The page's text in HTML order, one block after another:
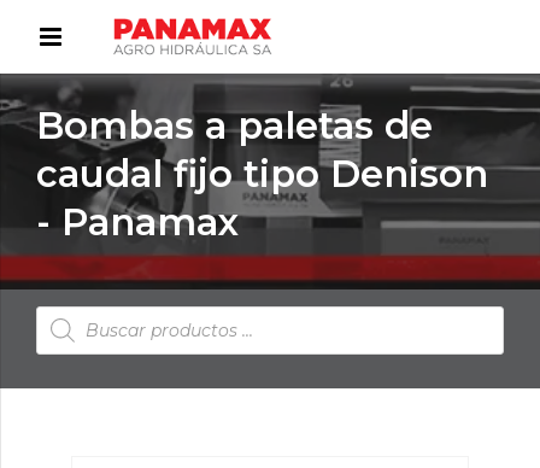
Bombas a paletas de
caudal fijo tipo Denison
- Panamax
Búsqueda
de